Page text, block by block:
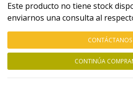
Este producto no tiene stock
enviarnos una consulta al
CONTÁCTANOS
CONTINÚA